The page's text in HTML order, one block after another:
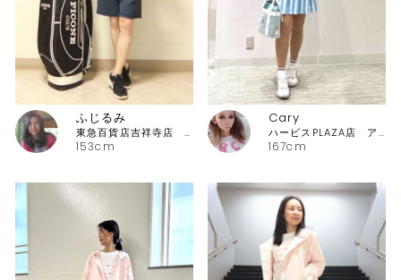
153cm
ふじるみ
東急百貨店吉祥寺店 ピッコーネ
167cm
Cary
ハービスPLAZA店 アルチビオ